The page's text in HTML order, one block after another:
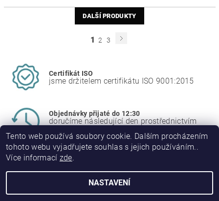
DALŠÍ PRODUKTY
1 2 3
Certifikát ISO
jsme držitelem certifikátu ISO 9001:2015
Objednávky přijaté do 12:30
doručíme následující den prostřednictvím
2026 © JINPO spol. s r.o., všechna práva vyhrazena
Tento web používá soubory cookie. Dalším procházením
tohoto webu vyjadřujete souhlas s jejich používáním..
Více informací zde.
NASTAVENÍ